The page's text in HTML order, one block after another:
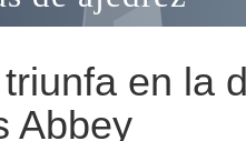
en la
Abbey